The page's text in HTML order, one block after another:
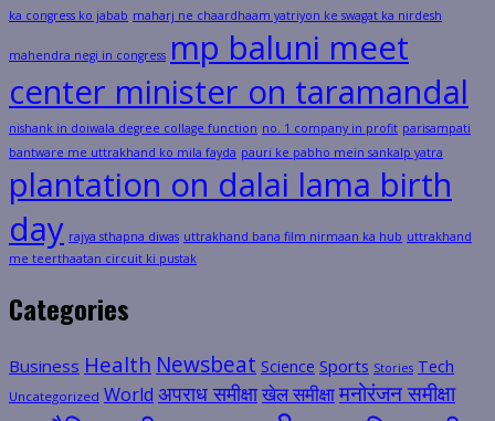
ka congress ko jabab maharj ne chaardhaam yatriyon ke swagat ka nirdesh
mahendra negi in congress mp baluni meet
center minister on taramandal
nishank in doiwala degree collage function no. 1 company in profit parisampati
bantware me uttrakhand ko mila fayda pauri ke pabho mein sankalp yatra
plantation on dalai lama birth
day rajya sthapna diwas uttrakhand bana film nirmaan ka hub uttrakhand
me teerthaatan circuit ki pustak
Categories
Business Health Newsbeat Science Sports Stories Tech
Uncategorized World अपराध समीक्षाखेल समीक्षामनोरंजन समीक्षा